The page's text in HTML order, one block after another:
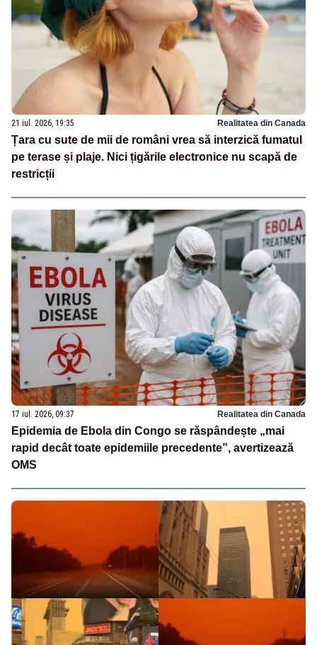
21 iul. 2026, 19:35 Realitatea din Canada
Țara cu sute de mii de români vrea să interzică fumatul
pe terase și plaje. Nici țigările electronice nu scapă de
restricții
17 iul. 2026, 09:37 Realitatea din Canada
Epidemia de Ebola din Congo se răspândește „mai
rapid decât toate epidemiile precedente”, avertizează
OMS